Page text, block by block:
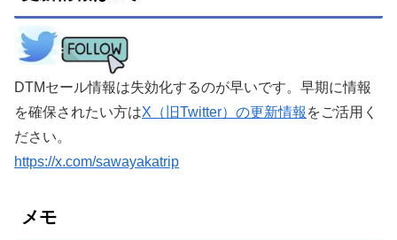
DTMセール情報は失効化するのが早いです。早期に情報
を確保されたい方はX（旧Twitter）の更新情報 をご活用く
ださい。
https://x.com/sawayakatrip
メモ